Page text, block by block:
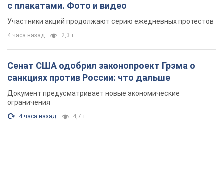
с плакатами. Фото и видео
Участники акций продолжают серию ежедневных протестов
4 часа назад 2,3 т.
Сенат США одобрил законопроект Грэма о
санкциях против России: что дальше
Документ предусматривает новые экономические
ограничения
4 часа назад 4,7 т.